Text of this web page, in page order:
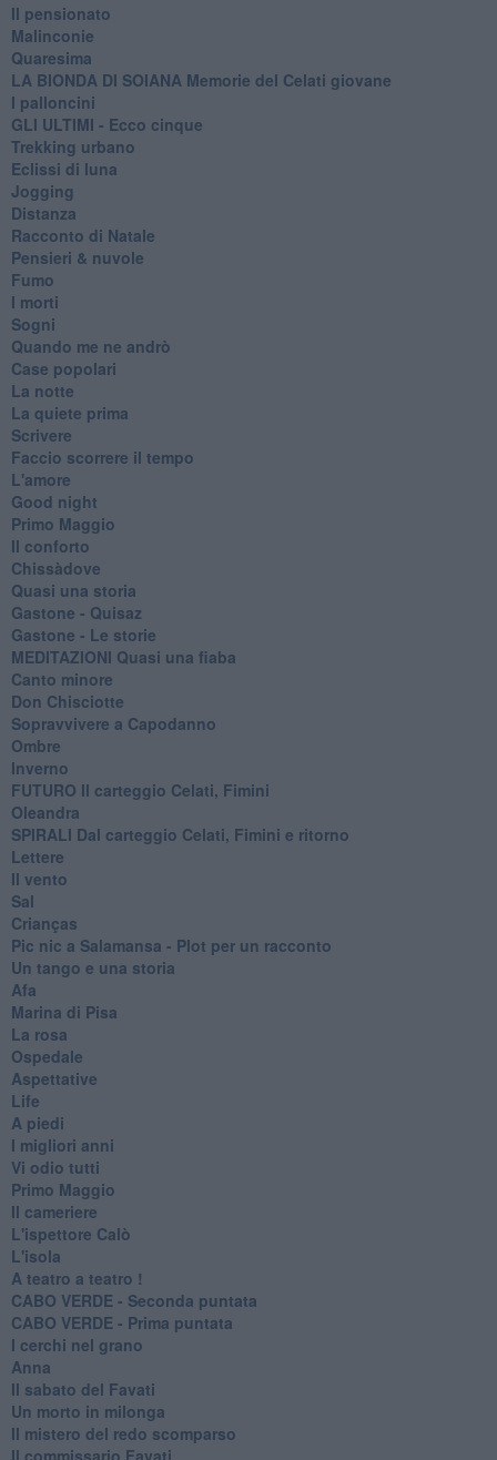
Il pensionato
Malinconie
Quaresima
LA BIONDA DI SOIANA Memorie del Celati giovane
I palloncini
GLI ULTIMI - Ecco cinque
Trekking urbano
Eclissi di luna
Jogging
Distanza
Racconto di Natale
Pensieri & nuvole
Fumo
I morti
Sogni
Quando me ne andrò
Case popolari
La notte
La quiete prima
Scrivere
Faccio scorrere il tempo
L'amore
Good night
Primo Maggio
Il conforto
Chissàdove
Quasi una storia
Gastone - Quisaz
Gastone - Le storie
MEDITAZIONI Quasi una fiaba
Canto minore
Don Chisciotte
Sopravvivere a Capodanno
Ombre
Inverno
FUTURO Il carteggio Celati, Fimini
Oleandra
SPIRALI Dal carteggio Celati, Fimini e ritorno
Lettere
Il vento
Sal
Crianças
Pic nic a Salamansa - Plot per un racconto
Un tango e una storia
Afa
Marina di Pisa
La rosa
Ospedale
Aspettative
Life
A piedi
I migliori anni
Vi odio tutti
Primo Maggio
Il cameriere
L'ispettore Calò
L'isola
A teatro a teatro !
CABO VERDE - Seconda puntata
CABO VERDE - Prima puntata
I cerchi nel grano
Anna
Il sabato del Favati
Un morto in milonga
Il mistero del redo scomparso
Il commissario Favati